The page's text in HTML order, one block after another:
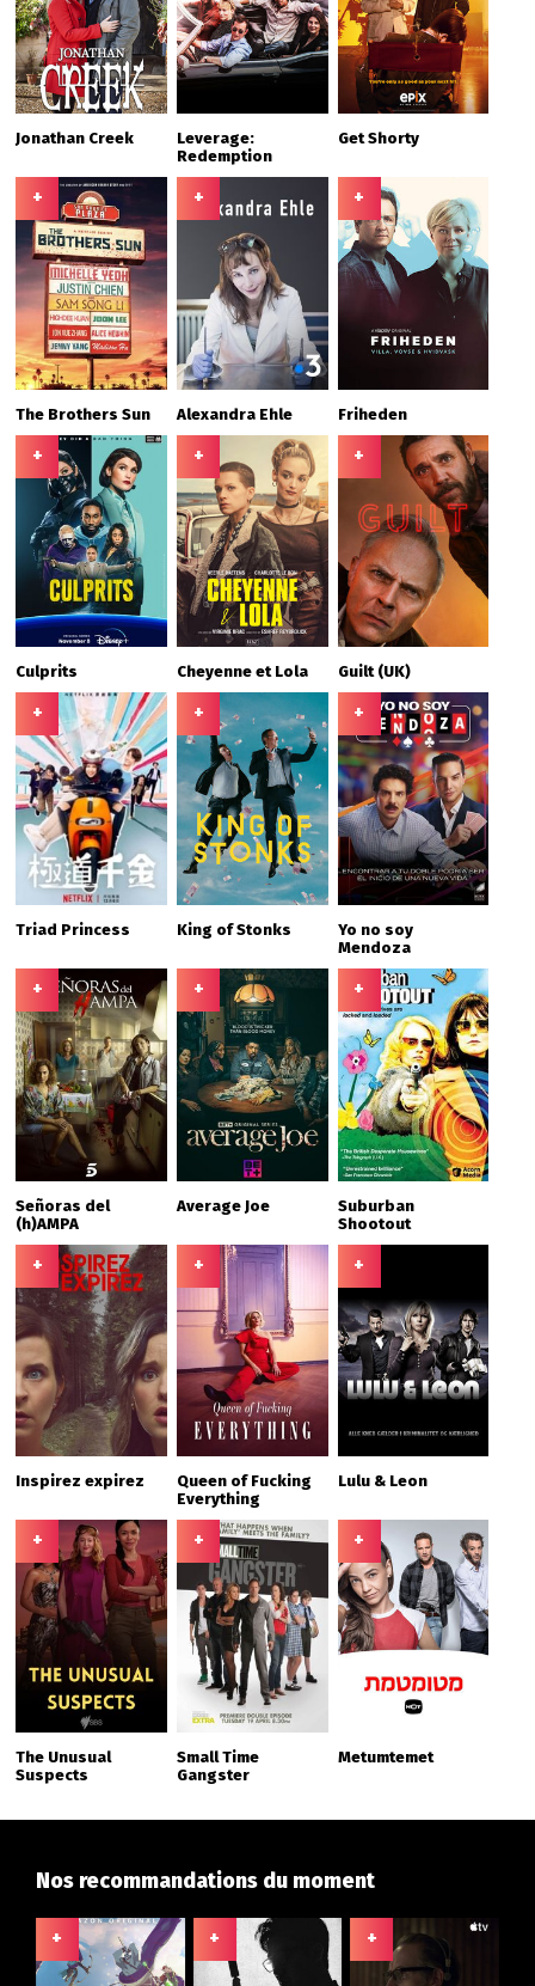
Jonathan Creek
Leverage:
Redemption
Get Shorty
+
The Brothers Sun
+
Alexandra Ehle
+
Friheden
+
Culprits
+
Cheyenne et Lola
+
Guilt (UK)
+
Triad Princess
+
King of Stonks
+
Yo no soy
Mendoza
+
Señoras del
(h)AMPA
+
Average Joe
+
Suburban
Shootout
+
Inspirez expirez
+
Queen of Fucking
Everything
+
Lulu & Leon
+
The Unusual
Suspects
+
Small Time
Gangster
+
Metumtemet
Nos recommandations du moment
+ + +